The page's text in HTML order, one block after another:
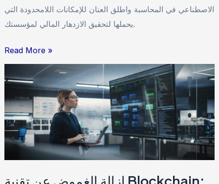
الاصطناعي في المحاسبة واطلق العنان للإمكانات اللامحدودة التي
يحملها لتحقيق الازدهار المالي لمؤسستك.
Read More »
إزالة الغموض عن تقنية Blockchain:
الغموض
عن
تقنية
Blockchain:
مقدمة
شاملة